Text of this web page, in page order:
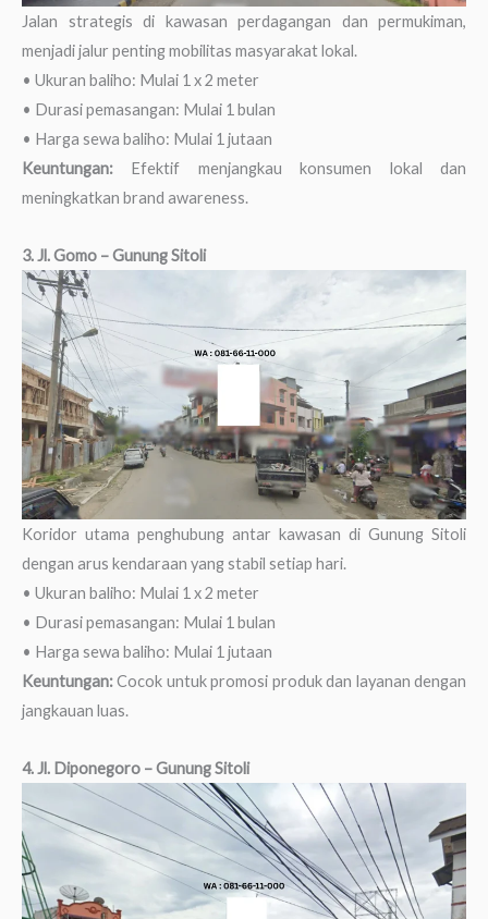
Jalan strategis di kawasan perdagangan dan permukiman,
menjadi jalur penting mobilitas masyarakat lokal.
• Ukuran baliho: Mulai 1 x 2 meter
• Durasi pemasangan: Mulai 1 bulan
• Harga sewa baliho: Mulai 1 jutaan
Keuntungan: Efektif menjangkau konsumen lokal dan
meningkatkan brand awareness.
3. Jl. Gomo – Gunung Sitoli
Koridor utama penghubung antar kawasan di Gunung Sitoli
dengan arus kendaraan yang stabil setiap hari.
• Ukuran baliho: Mulai 1 x 2 meter
• Durasi pemasangan: Mulai 1 bulan
• Harga sewa baliho: Mulai 1 jutaan
Keuntungan:Cocok untuk promosi produk dan layanan dengan
jangkauan luas.
4. Jl. Diponegoro – Gunung Sitoli